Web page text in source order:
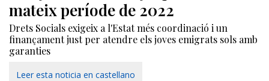
mateix període de 2022
Drets Socials exigeix a l'Estat més coordinació i un
finançament just per atendre els joves emigrats sols amb
garanties
Leer esta noticia en castellano